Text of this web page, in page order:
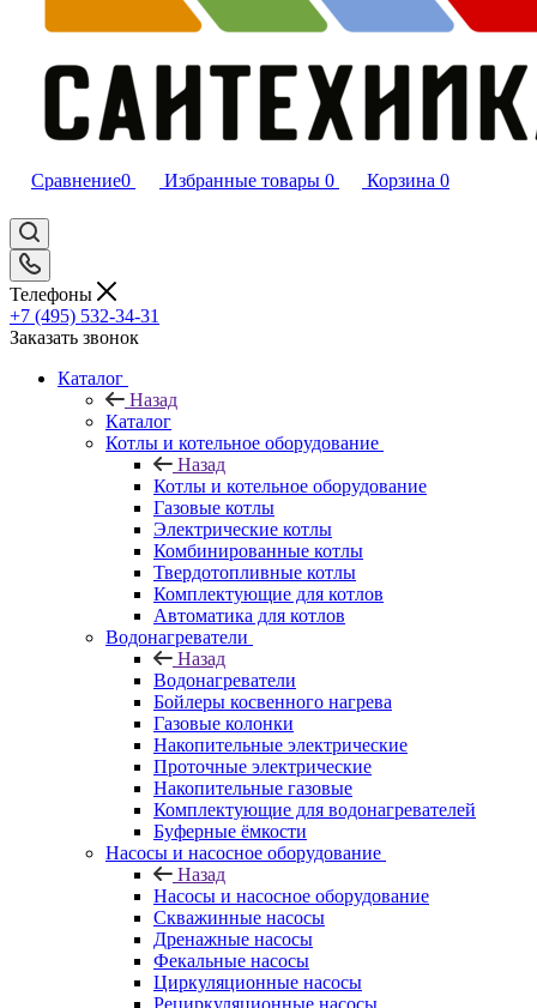
Сравнение0 Избранные товары 0 Корзина 0
Телефоны
+7 (495) 532‑34‑31
Заказать звонок
Каталог
Назад
Каталог
Котлы и котельное оборудование
Назад
Котлы и котельное оборудование
Газовые котлы
Электрические котлы
Комбинированные котлы
Твердотопливные котлы
Комплектующие для котлов
Автоматика для котлов
Водонагреватели
Назад
Водонагреватели
Бойлеры косвенного нагрева
Газовые колонки
Накопительные электрические
Проточные электрические
Накопительные газовые
Комплектующие для водонагревателей
Буферные ёмкости
Насосы и насосное оборудование
Назад
Насосы и насосное оборудование
Скважинные насосы
Дренажные насосы
Фекальные насосы
Циркуляционные насосы
Рециркуляционные насосы